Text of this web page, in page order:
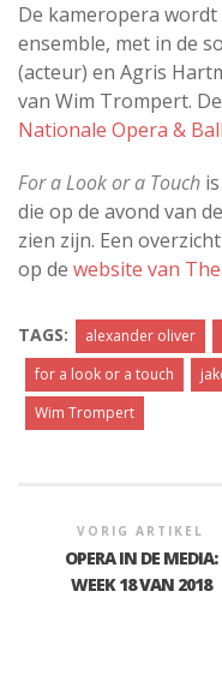
De kameropera
ensemble, met in de
(acteur) en Agris
van Wim Trompert.
Nationale Opera &
For a Look or a Touch
die op de avond van
zien zijn. Een
op de website van
TAGS: alexander oliver
for a look or a touch
Wim Trompert
VORIG ARTIKEL
OPERA IN DE MEDIA:
WEEK 18 VAN 2018